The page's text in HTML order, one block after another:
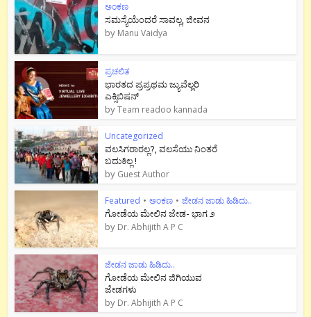
ಅಂಕಣ
ಸಮಸ್ಯೆಯೆಂದರೆ ಸಾವಲ್ಲ, ಜೀವನ
by Manu Vaidya
ಪ್ರಚಲಿತ
ಭಾರತದ ಪ್ರಪ್ರಥಮ ಜ್ಯುವೆಲ್ಲರಿ
ಎಕ್ಸಿಬಿಷನ್
byTeam readoo kannada
Uncategorized
ವಲಸಿಗರಾರಲ್ಲ?, ವಲಸೆಯು ನಿಂತರೆ
ಬದುಕಿಲ್ಲ !
by Guest Author
Featured • ಅಂಕಣ • ಜೇಡನ ಜಾಡು ಹಿಡಿದು..
ಗೋಡೆಯ ಮೇಲಿನ ಜೇಡ- ಭಾಗ ೨
by Dr. Abhijith A P C
ಜೇಡನ ಜಾಡು ಹಿಡಿದು..
ಗೋಡೆಯ ಮೇಲಿನ ಜಿಗಿಯುವ
ಜೇಡಗಳು
by Dr. Abhijith A P C